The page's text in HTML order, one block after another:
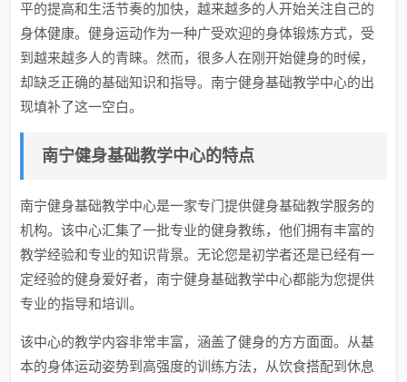
平的提高和生活节奏的加快，越来越多的人开始关注自己的
身体健康。健身运动作为一种广受欢迎的身体锻炼方式，受
到越来越多人的青睐。然而，很多人在刚开始健身的时候，
却缺乏正确的基础知识和指导。南宁健身基础教学中心的出
现填补了这一空白。
南宁健身基础教学中心的特点
南宁健身基础教学中心是一家专门提供健身基础教学服务的
机构。该中心汇集了一批专业的健身教练，他们拥有丰富的
教学经验和专业的知识背景。无论您是初学者还是已经有一
定经验的健身爱好者，南宁健身基础教学中心都能为您提供
专业的指导和培训。
该中心的教学内容非常丰富，涵盖了健身的方方面面。从基
本的身体运动姿势到高强度的训练方法，从饮食搭配到休息